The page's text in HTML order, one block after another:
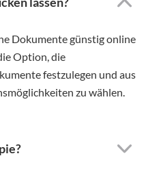
Dokumente günstig online
Option, die
festzulegen und aus
zu wählen.